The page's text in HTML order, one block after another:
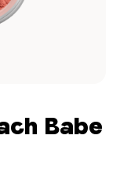
Babe